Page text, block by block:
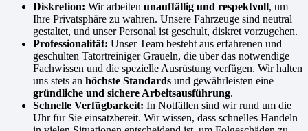
Diskretion: Wir arbeiten unauffällig und respektvoll, um
Ihre Privatsphäre zu wahren. Unsere Fahrzeuge sind neutral
gestaltet, und unser Personal ist geschult, diskret vorzugehen.
Professionalität: Unser Team besteht aus erfahrenen und
geschulten Tatortreiniger Graueln, die über das notwendige
Fachwissen und die spezielle Ausrüstung verfügen. Wir halten
uns stets an höchste Standards und gewährleisten eine
gründliche und sichere Arbeitsausführung.
Schnelle Verfügbarkeit: In Notfällen sind wir rund um die
Uhr für Sie einsatzbereit. Wir wissen, dass schnelles Handeln